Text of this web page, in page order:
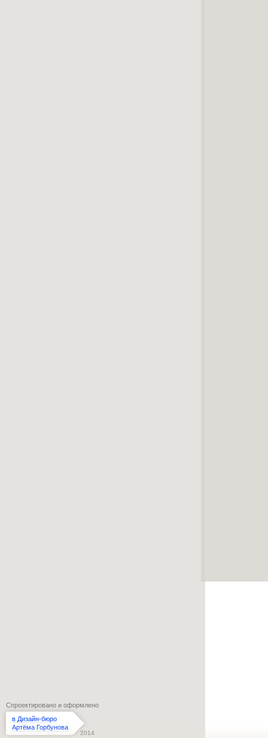
Спроектировано и оформлено
2014
в Дизайн-бюро
Артёма Горбунова